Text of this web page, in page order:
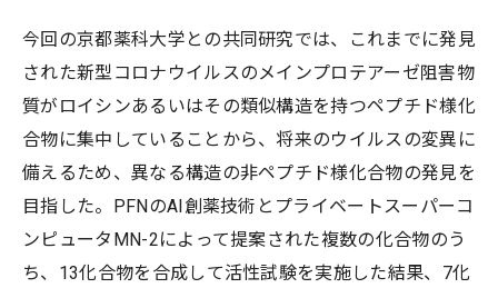
今回の京都薬科大学との共同研究では、これまでに発見
された新型コロナウイルスのメインプロテアーゼ阻害物
質がロイシンあるいはその類似構造を持つペプチド様化
合物に集中していることから、将来のウイルスの変異に
備えるため、異なる構造の非ペプチド様化合物の発見を
目指した。PFNのAI創薬技術とプライベートスーパーコ
ンピュータMN-2によって提案された複数の化合物のう
ち、13化合物を合成して活性試験を実施した結果、7化